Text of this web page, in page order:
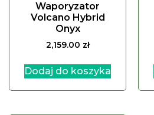
Waporyzator
Volcano Hybrid
Onyx
2,159.00 zł
Dodaj do koszyka